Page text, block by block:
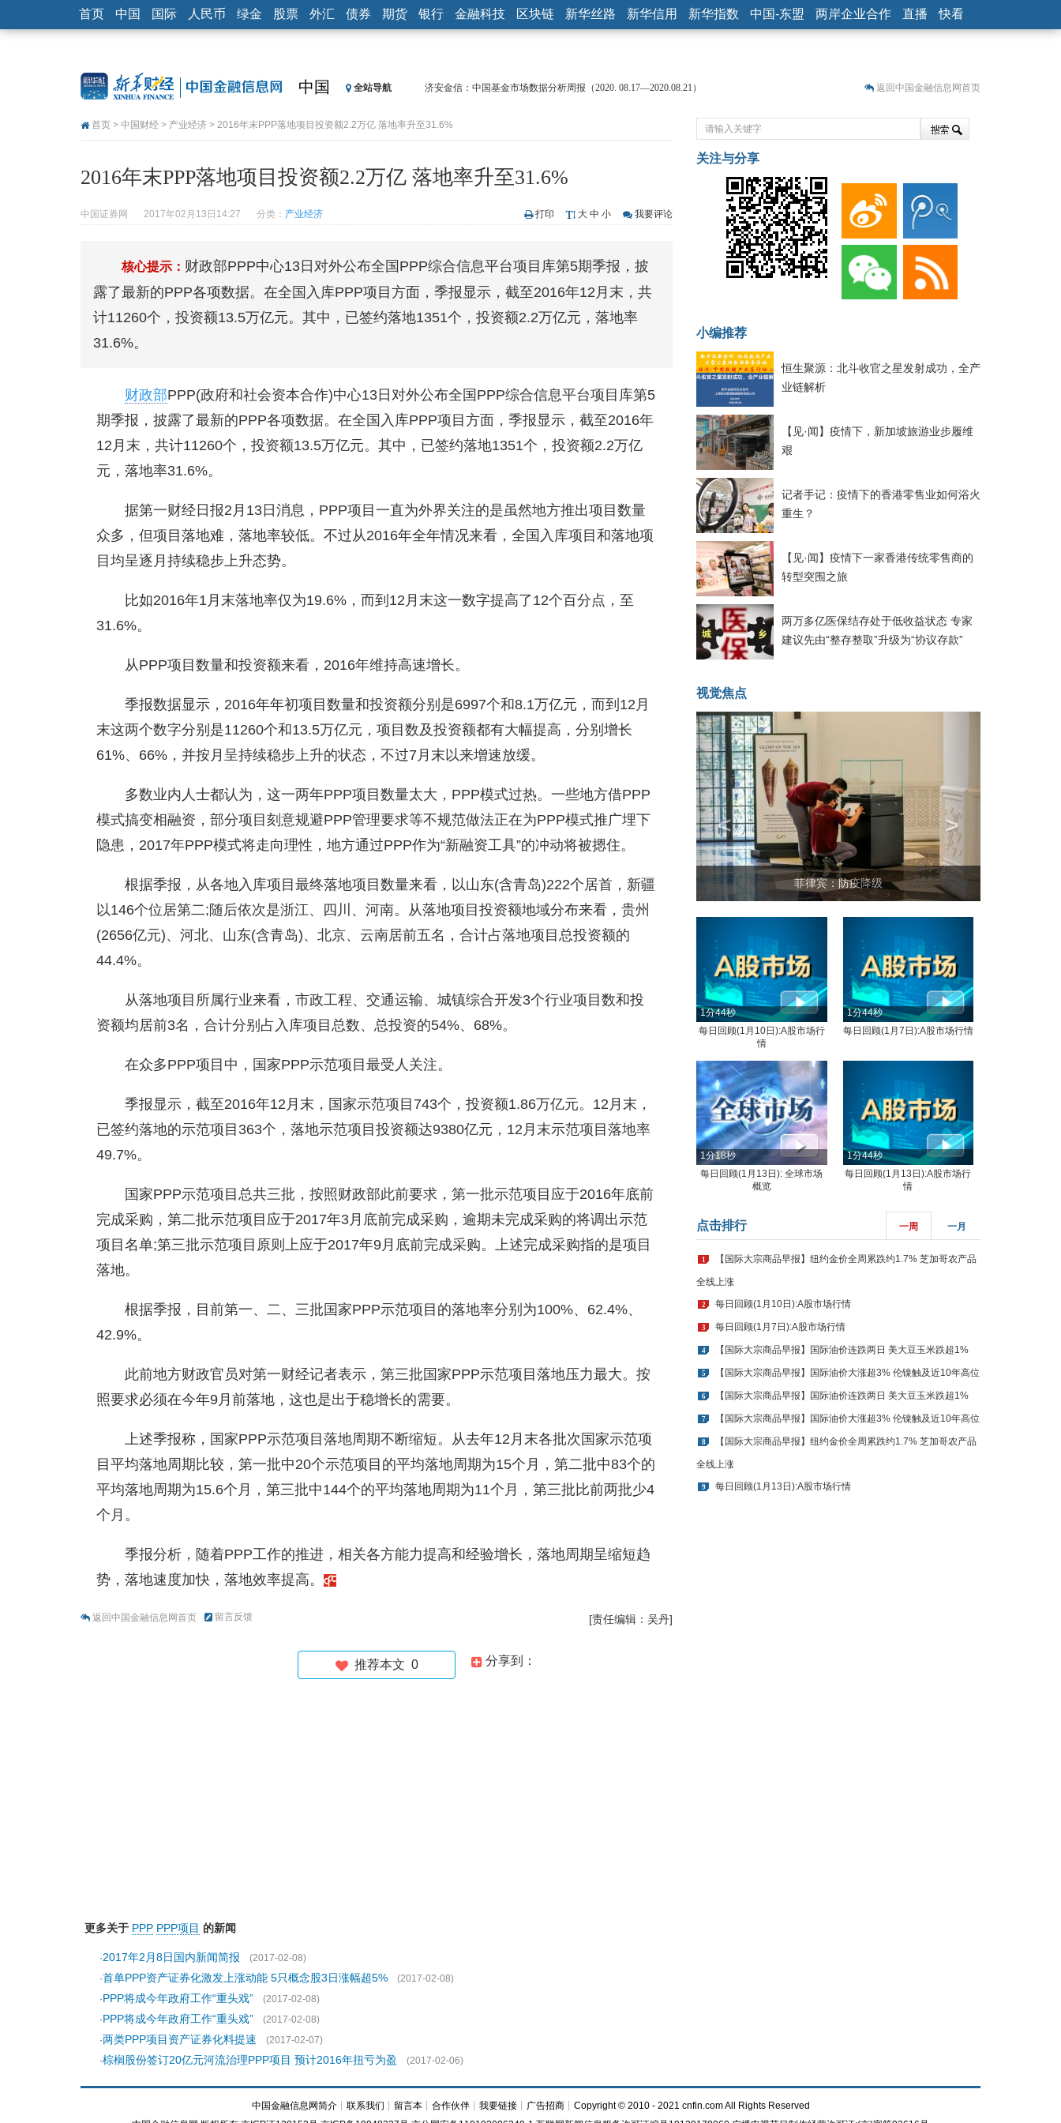
首页 中国 国际 人民币 绿金 股票 外汇 债券 期货 银行 金融科技 区块链 新华丝路 新华信用 新华指数 中国-东盟 两岸企业合作 直播 快看
中国 全站导航
济安金信：中国基金市场数据分析周报（2020. 08.17—2020.08.21）
记者手记：疫情下的香港零售业如何浴火重生？
济安金信：中国基金市场数据分析周报（2020. 07.27—2020.07.31）
【新华财经调查】同业存单、结构性存款玩起“跷跷板” 结构性失衡藏
央行公开市场净投放300亿元 短端资金利率明显下行
恒生聚源：北斗收官之星发射成功，全产业链解析
返回中国金融信息网首页
首页 > 中国财经 > 产业经济 > 2016年末PPP落地项目投资额2.2万亿 落地率升至31.6%
2016年末PPP落地项目投资额2.2万亿 落地率升至31.6%
中国证券网 2017年02月13日14:27 分类： 产业经济 打印 大 中 小 我要评论
核心提示： 财政部PPP中心13日对外公布全国PPP综合信息平台项目库第5期季报，披
露了最新的PPP各项数据。在全国入库PPP项目方面，季报显示，截至2016年12月末，共
计11260个，投资额13.5万亿元。其中，已签约落地1351个，投资额2.2万亿元，落地率
31.6%。
财政部PPP(政府和社会资本合作)中心13日对外公布全国PPP综合信息平台项目库第5
期季报，披露了最新的PPP各项数据。在全国入库PPP项目方面，季报显示，截至2016年
12月末，共计11260个，投资额13.5万亿元。其中，已签约落地1351个，投资额2.2万亿
元，落地率31.6%。
据第一财经日报2月13日消息，PPP项目一直为外界关注的是虽然地方推出项目数量
众多，但项目落地难，落地率较低。不过从2016年全年情况来看，全国入库项目和落地项
目均呈逐月持续稳步上升态势。
比如2016年1月末落地率仅为19.6%，而到12月末这一数字提高了12个百分点，至
31.6%。
从PPP项目数量和投资额来看，2016年维持高速增长。
季报数据显示，2016年年初项目数量和投资额分别是6997个和8.1万亿元，而到12月
末这两个数字分别是11260个和13.5万亿元，项目数及投资额都有大幅提高，分别增长
61%、66%，并按月呈持续稳步上升的状态，不过7月末以来增速放缓。
多数业内人士都认为，这一两年PPP项目数量太大，PPP模式过热。一些地方借PPP
模式搞变相融资，部分项目刻意规避PPP管理要求等不规范做法正在为PPP模式推广埋下
隐患，2017年PPP模式将走向理性，地方通过PPP作为“新融资工具”的冲动将被摁住。
根据季报，从各地入库项目最终落地项目数量来看，以山东(含青岛)222个居首，新疆
以146个位居第二;随后依次是浙江、四川、河南。从落地项目投资额地域分布来看，贵州
(2656亿元)、河北、山东(含青岛)、北京、云南居前五名，合计占落地项目总投资额的
44.4%。
从落地项目所属行业来看，市政工程、交通运输、城镇综合开发3个行业项目数和投
资额均居前3名，合计分别占入库项目总数、总投资的54%、68%。
在众多PPP项目中，国家PPP示范项目最受人关注。
季报显示，截至2016年12月末，国家示范项目743个，投资额1.86万亿元。12月末，
已签约落地的示范项目363个，落地示范项目投资额达9380亿元，12月末示范项目落地率
49.7%。
国家PPP示范项目总共三批，按照财政部此前要求，第一批示范项目应于2016年底前
完成采购，第二批示范项目应于2017年3月底前完成采购，逾期未完成采购的将调出示范
项目名单;第三批示范项目原则上应于2017年9月底前完成采购。上述完成采购指的是项目
落地。
根据季报，目前第一、二、三批国家PPP示范项目的落地率分别为100%、62.4%、
42.9%。
此前地方财政官员对第一财经记者表示，第三批国家PPP示范项目落地压力最大。按
照要求必须在今年9月前落地，这也是出于稳增长的需要。
上述季报称，国家PPP示范项目落地周期不断缩短。从去年12月末各批次国家示范项
目平均落地周期比较，第一批中20个示范项目的平均落地周期为15个月，第二批中83个的
平均落地周期为15.6个月，第三批中144个的平均落地周期为11个月，第三批比前两批少4
个月。
季报分析，随着PPP工作的推进，相关各方能力提高和经验增长，落地周期呈缩短趋
势，落地速度加快，落地效率提高。
返回中国金融信息网首页 留言反馈 [责任编辑：吴丹]
分享到：
推荐本文 0
更多关于 PPP PPP项目 的新闻
·2017年2月8日国内新闻简报
(2017-02-08)
·首单PPP资产证券化激发上涨动能 5只概念股3日涨幅超5%
(2017-02-08)
·PPP将成今年政府工作“重头戏”
(2017-02-08)
·PPP将成今年政府工作“重头戏”
(2017-02-08)
·两类PPP项目资产证券化料提速
(2017-02-07)
·棕榈股份签订20亿元河流治理PPP项目 预计2016年扭亏为盈 (2017-02-06)
关注与分享
小编推荐
恒生聚源：北斗收官之星发射成功，全产
业链解析
【见·闻】疫情下，新加坡旅游业步履维
艰
记者手记：疫情下的香港零售业如何浴火
重生？
【见·闻】疫情下一家香港传统零售商的
转型突围之旅
两万多亿医保结存处于低收益状态 专家
建议先由“整存整取”升级为“协议存款”
视觉焦点
菲律宾：防疫降级
< >
1分44秒
每日回顾(1月10日):A股市场行
情
1分44秒
每日回顾(1月7日):A股市场行情
1分18秒
每日回顾(1月13日): 全球市场
概览
1分44秒
每日回顾(1月13日):A股市场行
情
点击排行 一周 一月
1 【国际大宗商品早报】纽约金价全周累跌约1.7% 芝加哥农产品
全线上涨
2 每日回顾(1月10日):A股市场行情
3 每日回顾(1月7日):A股市场行情
4 【国际大宗商品早报】国际油价连跌两日 美大豆玉米跌超1%
5 【国际大宗商品早报】国际油价大涨超3% 伦镍触及近10年高位
6 【国际大宗商品早报】国际油价连跌两日 美大豆玉米跌超1%
7 【国际大宗商品早报】国际油价大涨超3% 伦镍触及近10年高位
8 【国际大宗商品早报】纽约金价全周累跌约1.7% 芝加哥农产品
全线上涨
9 每日回顾(1月13日):A股市场行情
中国金融信息网简介┊ 联系我们 ┊ 留言本┊ 合作伙伴┊ 我要链接┊ 广告招商┊Copyright © 2010 - 2021 cnfin.com All Rights Reserved